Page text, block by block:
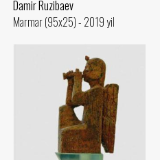
Damir Ruzibaev
Marmar (95x25) - 2019 yil